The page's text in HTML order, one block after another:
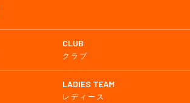
CLUB
クラブ
LADIES TEAM
レディース